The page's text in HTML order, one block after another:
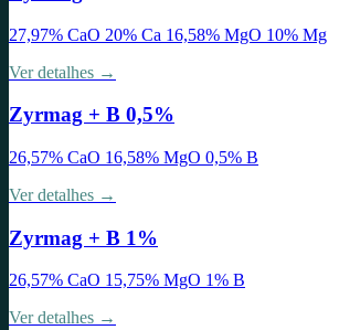
27,97% CaO 20% Ca 16,58% MgO 10% Mg
Ver detalhes →
Zyrmag + B 0,5%
26,57% CaO 16,58% MgO 0,5% B
Ver detalhes →
Zyrmag + B 1%
26,57% CaO 15,75% MgO 1% B
Ver detalhes →